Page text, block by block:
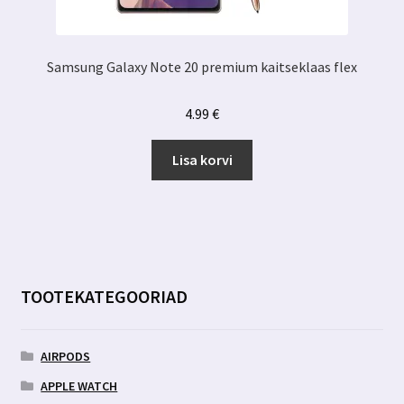
Samsung Galaxy Note 20 premium kaitseklaas flex
4.99 €
Lisa korvi
TOOTEKATEGOORIAD
AIRPODS
APPLE WATCH